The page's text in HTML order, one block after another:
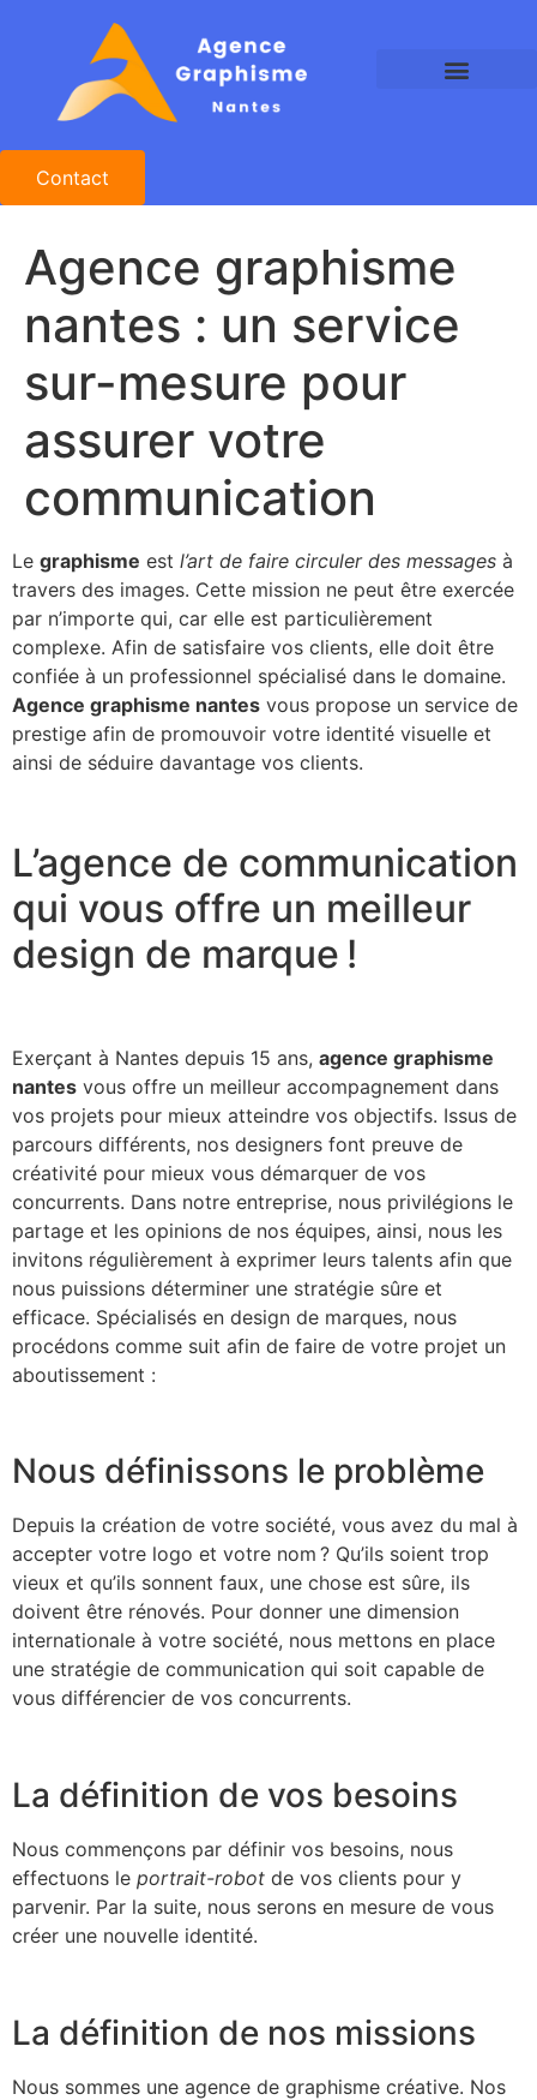
Contact
Agence graphisme
nantes : un service
sur-mesure pour
assurer votre
communication
Le graphisme est l’art de faire circuler des messages à
travers des images. Cette mission ne peut être exercée
par n’importe qui, car elle est particulièrement
complexe. Afin de satisfaire vos clients, elle doit être
confiée à un professionnel spécialisé dans le domaine.
Agence graphisme nantes vous propose un service de
prestige afin de promouvoir votre identité visuelle et
ainsi de séduire davantage vos clients.
L’agence de communication
qui vous offre un meilleur
design de marque !
Exerçant à Nantes depuis 15 ans, agence graphisme
nantes vous offre un meilleur accompagnement dans
vos projets pour mieux atteindre vos objectifs. Issus de
parcours différents, nos designers font preuve de
créativité pour mieux vous démarquer de vos
concurrents. Dans notre entreprise, nous privilégions le
partage et les opinions de nos équipes, ainsi, nous les
invitons régulièrement à exprimer leurs talents afin que
nous puissions déterminer une stratégie sûre et
efficace. Spécialisés en design de marques, nous
procédons comme suit afin de faire de votre projet un
aboutissement :
Nous définissons le problème
Depuis la création de votre société, vous avez du mal à
accepter votre logo et votre nom ? Qu’ils soient trop
vieux et qu’ils sonnent faux, une chose est sûre, ils
doivent être rénovés. Pour donner une dimension
internationale à votre société, nous mettons en place
une stratégie de communication qui soit capable de
vous différencier de vos concurrents.
La définition de vos besoins
Nous commençons par définir vos besoins, nous
effectuons le portrait-robot de vos clients pour y
parvenir. Par la suite, nous serons en mesure de vous
créer une nouvelle identité.
La définition de nos missions
Nous sommes une agence de graphisme créative. Nos